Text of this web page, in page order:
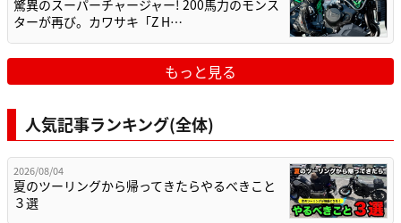
驚異のスーパーチャージャー! 200馬力のモンス
ターが再び。カワサキ「Z H…
もっと見る
人気記事ランキング(全体)
2026/08/04
夏のツーリングから帰ってきたらやるべきこと
３選